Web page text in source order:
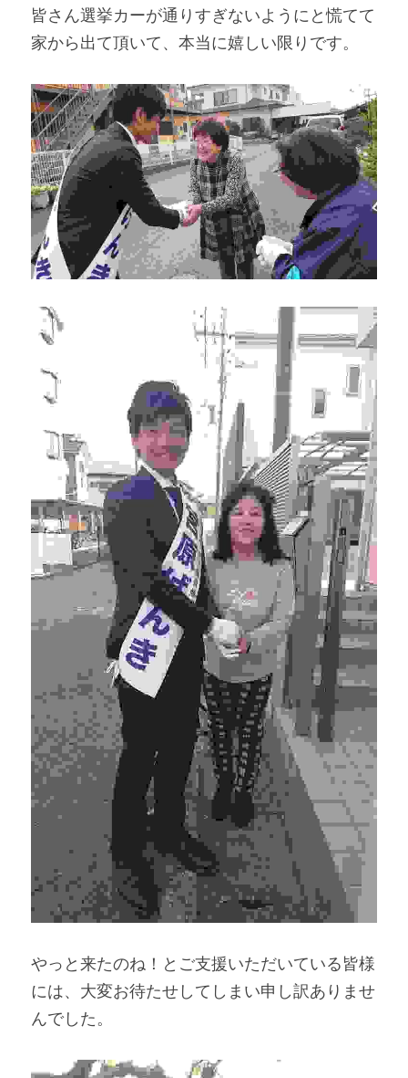
皆さん選挙カーが通りすぎないようにと慌てて
家から出て頂いて、本当に嬉しい限りです。
やっと来たのね！とご支援いただいている皆様
には、大変お待たせしてしまい申し訳ありませ
んでした。